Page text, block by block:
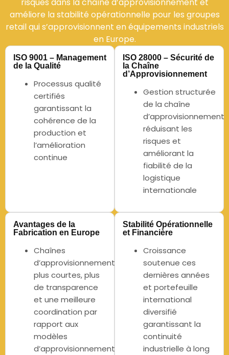
risques dans la chaîne d’approvisionnement et
améliore la stabilité opérationnelle pour les groupes
retail qui s’approvisionnent en équipements industriels
en Europe.
ISO 9001 – Management
de la Qualité
Processus qualité
certifiés
garantissant la
cohérence de la
production et
l’amélioration
continue
ISO 28000 – Sécurité de
la Chaîne
d’Approvisionnement
Gestion structurée
de la chaîne
d’approvisionnement
réduisant les
risques et
améliorant la
fiabilité de la
logistique
internationale
Avantages de la
Fabrication en Europe
Chaînes
d’approvisionnement
plus courtes, plus
de transparence
et une meilleure
coordination par
rapport aux
modèles
d’approvisionnement
Stabilité Opérationnelle
et Financière
Croissance
soutenue ces
dernières années
et portefeuille
international
diversifié
garantissant la
continuité
industrielle à long